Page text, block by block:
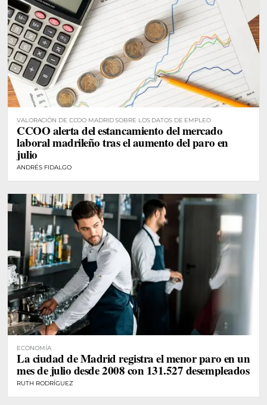
VALORACIÓN DE CCOO MADRID SOBRE LOS DATOS DE EMPLEO
CCOO alerta del estancamiento del mercado
laboral madrileño tras el aumento del paro en
julio
ANDRÉS FIDALGO
ECONOMÍA
La ciudad de Madrid registra el menor paro en un
mes de julio desde 2008 con 131.527 desempleados
RUTH RODRÍGUEZ